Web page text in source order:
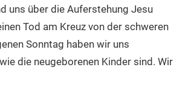
uns über die Auferstehung Jesu
Tod am Kreuz von der schweren
Sonntag haben wir uns
die neugeborenen Kinder sind. Wir